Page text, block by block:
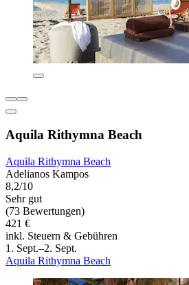
Aquila Rithymna Beach
Aquila Rithymna Beach
Adelianos Kampos
8,2/10
Sehr gut
(73 Bewertungen)
421 €
inkl. Steuern & Gebühren
1. Sept.–2. Sept.
Aquila Rithymna Beach